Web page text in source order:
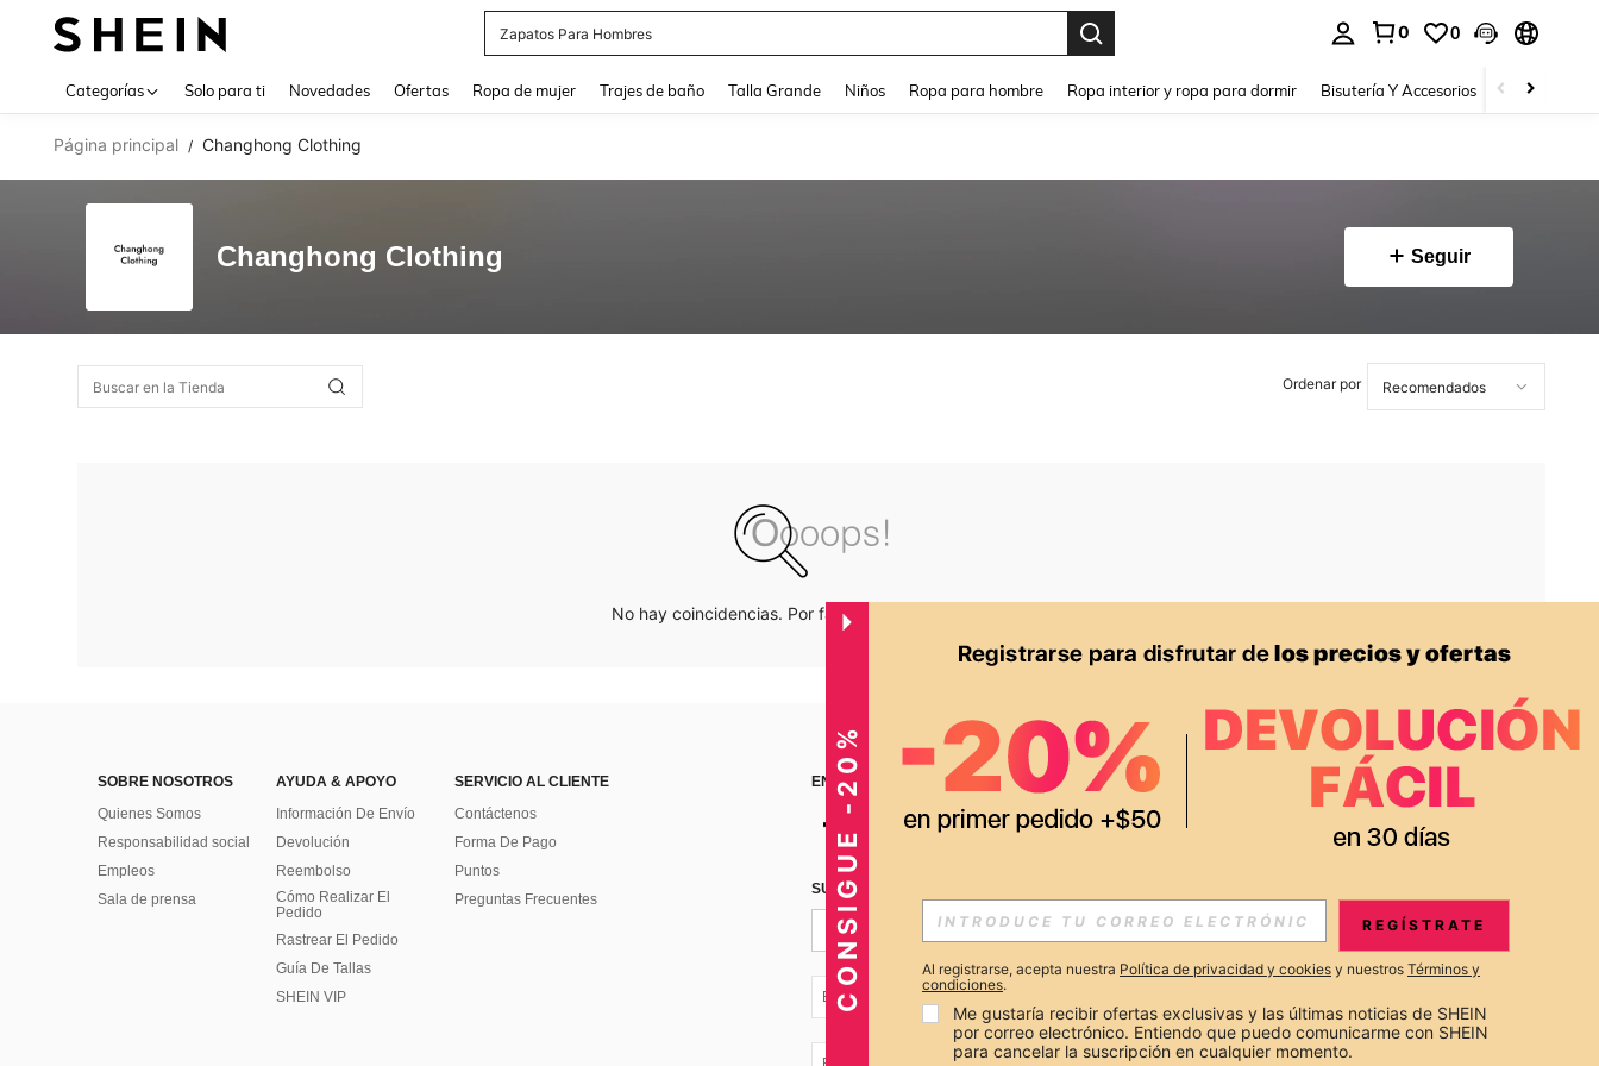
Zapatos Para Hombres
0 0
Categorías Solo para ti Novedades Ofertas Ropa de mujer Trajes de baño Talla Grande Niños Ropa para hombre Ropa interior y ropa para dormir Bisutería Y Accesorios Zapatos
Página principal / Changhong Clothing
Changhong Clothing Seguir
Ordenar por
No hay coincidencias. Por favor inténtalo de nuevo.
SOBRE NOSOTROS
Quienes Somos
Responsabilidad social
Empleos
Sala de prensa
AYUDA & APOYO
Información De Envío
Devolución
Reembolso
Cómo Realizar El
Pedido
Rastrear El Pedido
Guía De Tallas
SHEIN VIP
SERVICIO AL CLIENTE
Contáctenos
Forma De Pago
Puntos
Preguntas Frecuentes
ENCUÉNTRANOS EN APP
SUSCRÍBETE PARA RECIBIR OFERTAS EXCLUSIVAS, PROMOCIONES Y NOTICIAS DE SHEIN
Suscribir
EC + 593
CONSIGUE -20% REGÍSTRATE
Al registrarse, acepta nuestra Política de privacidad y cookies y nuestros Términos y
condiciones.
Me gustaría recibir ofertas exclusivas y las últimas noticias de SHEIN
por correo electrónico. Entiendo que puedo comunicarme con SHEIN
para cancelar la suscripción en cualquier momento.